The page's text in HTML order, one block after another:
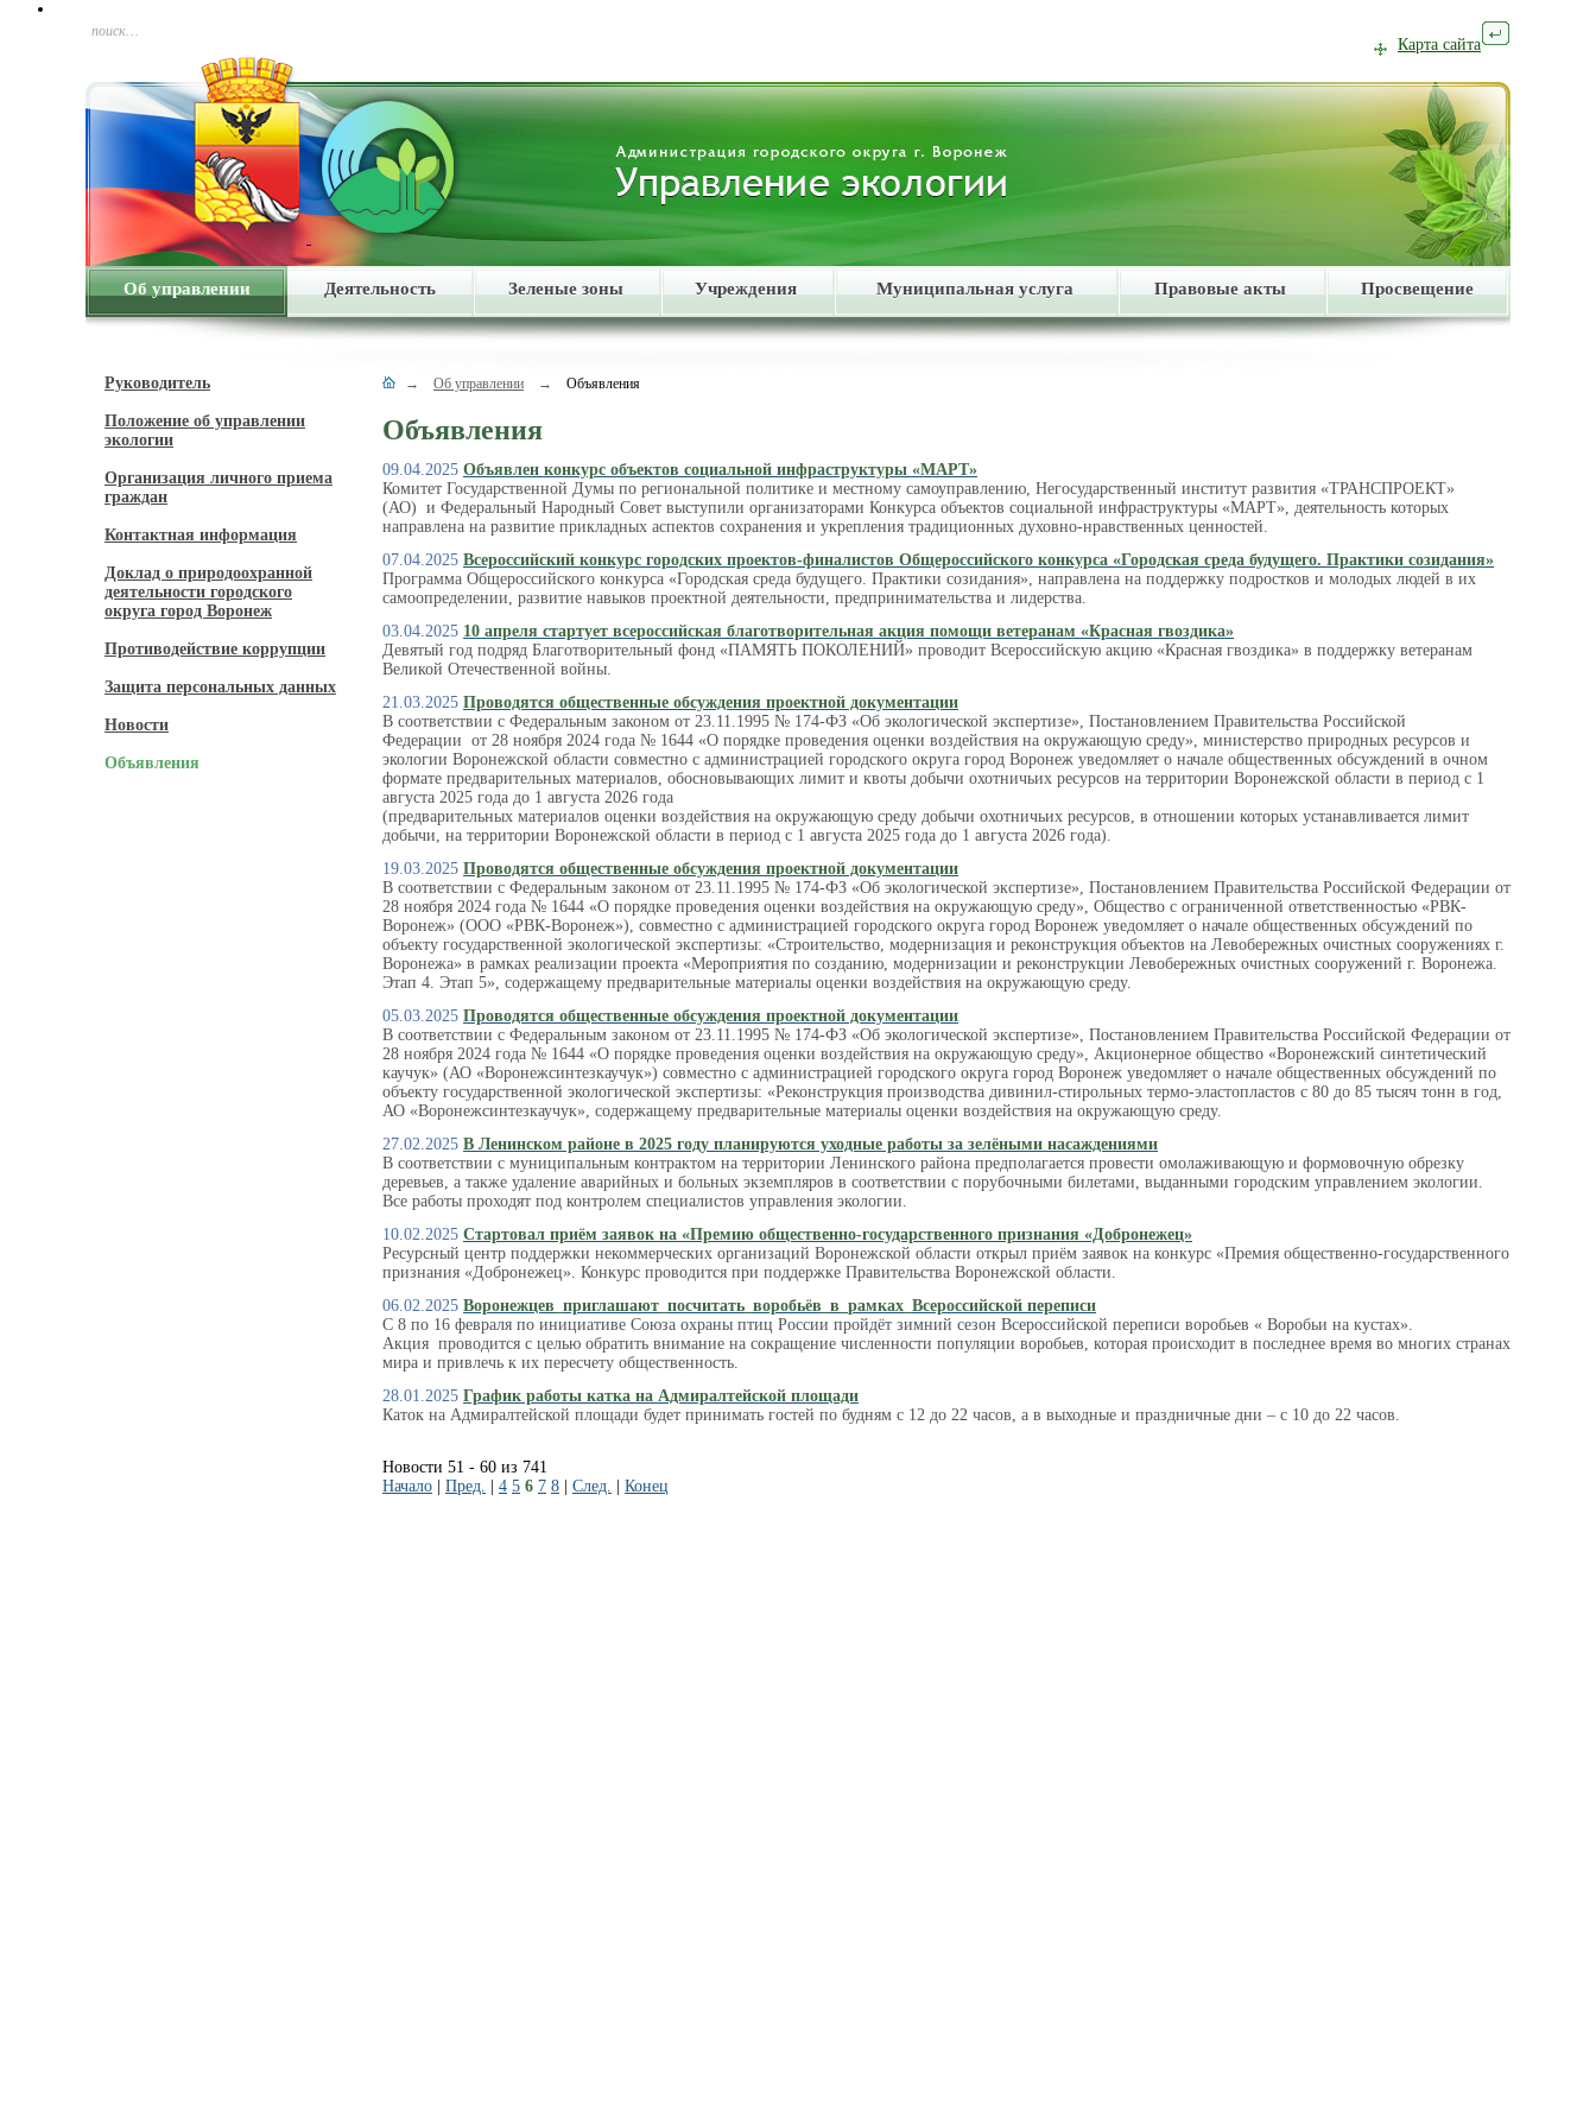
Карта сайта
поиск…
Об управлении Деятельность Зеленые зоны Учреждения Муниципальная услуга Правовые акты Просвещение
Руководитель
Положение об управлении
экологии
Организация личного приема
граждан
Контактная информация
Доклад о природоохранной
деятельности городского
округа город Воронеж
Противодействие коррупции
Защита персональных данных
Новости
Объявления
→ Об управлении → Объявления
Объявления
09.04.2025 Объявлен конкурс объектов социальной инфраструктуры «МАРТ»
Комитет Государственной Думы по региональной политике и местному самоуправлению, Негосударственный институт развития «ТРАНСПРОЕКТ»
(АО) и Федеральный Народный Совет выступили организаторами Конкурса объектов социальной инфраструктуры «МАРТ», деятельность которых
направлена на развитие прикладных аспектов сохранения и укрепления традиционных духовно-нравственных ценностей.
07.04.2025 Всероссийский конкурс городских проектов-финалистов Общероссийского конкурса «Городская среда будущего. Практики созидания»
Программа Общероссийского конкурса «Городская среда будущего. Практики созидания», направлена на поддержку подростков и молодых людей в их
самоопределении, развитие навыков проектной деятельности, предпринимательства и лидерства.
03.04.2025 10 апреля стартует всероссийская благотворительная акция помощи ветеранам «Красная гвоздика»
Девятый год подряд Благотворительный фонд «ПАМЯТЬ ПОКОЛЕНИЙ» проводит Всероссийскую акцию «Красная гвоздика» в поддержку ветеранам
Великой Отечественной войны.
21.03.2025 Проводятся общественные обсуждения проектной документации
В соответствии с Федеральным законом от 23.11.1995 № 174-ФЗ «Об экологической экспертизе», Постановлением Правительства Российской
Федерации от 28 ноября 2024 года № 1644 «О порядке проведения оценки воздействия на окружающую среду», министерство природных ресурсов и
экологии Воронежской области совместно с администрацией городского округа город Воронеж уведомляет о начале общественных обсуждений в очном
формате предварительных материалов, обосновывающих лимит и квоты добычи охотничьих ресурсов на территории Воронежской области в период с 1
августа 2025 года до 1 августа 2026 года
(предварительных материалов оценки воздействия на окружающую среду добычи охотничьих ресурсов, в отношении которых устанавливается лимит
добычи, на территории Воронежской области в период с 1 августа 2025 года до 1 августа 2026 года).
19.03.2025 Проводятся общественные обсуждения проектной документации
В соответствии с Федеральным законом от 23.11.1995 № 174-ФЗ «Об экологической экспертизе», Постановлением Правительства Российской Федерации от
28 ноября 2024 года № 1644 «О порядке проведения оценки воздействия на окружающую среду», Общество с ограниченной ответственностью «РВК-
Воронеж» (ООО «РВК-Воронеж»), совместно с администрацией городского округа город Воронеж уведомляет о начале общественных обсуждений по
объекту государственной экологической экспертизы: «Строительство, модернизация и реконструкция объектов на Левобережных очистных сооружениях г.
Воронежа» в рамках реализации проекта «Мероприятия по созданию, модернизации и реконструкции Левобережных очистных сооружений г. Воронежа.
Этап 4. Этап 5», содержащему предварительные материалы оценки воздействия на окружающую среду.
05.03.2025 Проводятся общественные обсуждения проектной документации
В соответствии с Федеральным законом от 23.11.1995 № 174-ФЗ «Об экологической экспертизе», Постановлением Правительства Российской Федерации от
28 ноября 2024 года № 1644 «О порядке проведения оценки воздействия на окружающую среду», Акционерное общество «Воронежский синтетический
каучук» (АО «Воронежсинтезкаучук») совместно с администрацией городского округа город Воронеж уведомляет о начале общественных обсуждений по
объекту государственной экологической экспертизы: «Реконструкция производства дивинил-стирольных термо-эластопластов с 80 до 85 тысяч тонн в год,
АО «Воронежсинтезкаучук», содержащему предварительные материалы оценки воздействия на окружающую среду.
27.02.2025 В Ленинском районе в 2025 году планируются уходные работы за зелёными насаждениями
В соответствии с муниципальным контрактом на территории Ленинского района предполагается провести омолаживающую и формовочную обрезку
деревьев, а также удаление аварийных и больных экземпляров в соответствии с порубочными билетами, выданными городским управлением экологии.
Все работы проходят под контролем специалистов управления экологии.
10.02.2025 Стартовал приём заявок на «Премию общественно-государственного признания «Добронежец»
Ресурсный центр поддержки некоммерческих организаций Воронежской области открыл приём заявок на конкурс «Премия общественно-государственного
признания «Добронежец». Конкурс проводится при поддержке Правительства Воронежской области.
06.02.2025 Воронежцев_приглашают_посчитать_воробьёв_в_рамках_Всероссийской переписи
С 8 по 16 февраля по инициативе Союза охраны птиц России пройдёт зимний сезон Всероссийской переписи воробьев « Воробьи на кустах».
Акция проводится с целью обратить внимание на сокращение численности популяции воробьев, которая происходит в последнее время во многих странах
мира и привлечь к их пересчету общественность.
28.01.2025 График работы катка на Адмиралтейской площади
Каток на Адмиралтейской площади будет принимать гостей по будням с 12 до 22 часов, а в выходные и праздничные дни – с 10 до 22 часов.
Новости 51 - 60 из 741
Начало
Пред. 4 5 6 7 8 След. Конец